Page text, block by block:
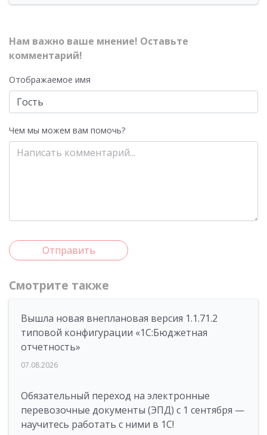
Нам важно ваше мнение! Оставьте
комментарий!
Отображаемое имя
Чем мы можем вам помочь?
Отправить
Смотрите также
Вышла новая внеплановая версия 1.1.71.2
типовой конфигурации «1C:Бюджетная
отчетность»
07.08.2026
Обязательный переход на электронные
перевозочные документы (ЭПД) с 1 сентября —
научитесь работать с ними в 1С!